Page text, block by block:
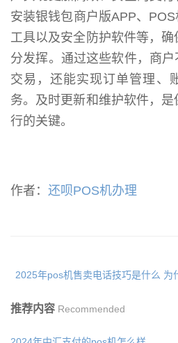
安装银钱包商户版APP、POS
工具以及安全防护软件等，确
分发挥。通过这些软件，商
交易，还能实现订单管理、
务。及时更新和维护软件，
行的关键。
作者： 还呗POS机办理
2025年pos机售卖电话技巧是什么 为
推荐内容 Recommended